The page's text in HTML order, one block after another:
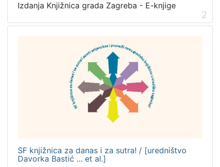
Izdanja Knjižnica grada Zagreba - E-knjige
2
SF knjižnica za danas i za sutra! / [uredništvo
Davorka Bastić ... et al.]